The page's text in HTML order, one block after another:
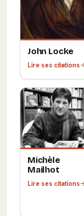
John Locke
Lire ses citations
Michèle
Mailhot
Lire ses citations